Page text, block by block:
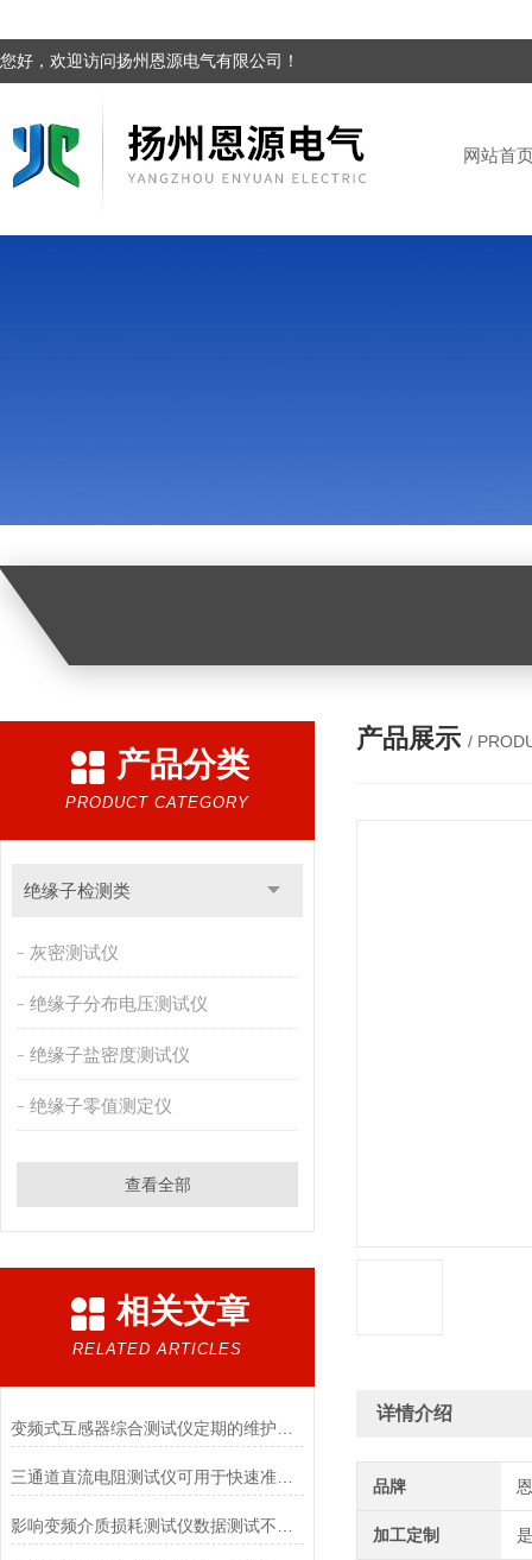
您好，欢迎访问扬州恩源电气有限公司！
网站首
产品分类
PRODUCT CATEGORY
绝缘子检测类
灰密测试仪
绝缘子分布电压测试仪
绝缘子盐密度测试仪
绝缘子零值测定仪
查看全部
相关文章
RELATED ARTICLES
三通道直流电阻测试仪可用于快速准确地检测电阻元件的阻值
产品展示 /
详情介绍
品牌
加工定制